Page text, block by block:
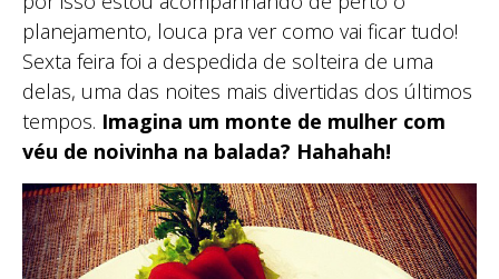
planejamento, louca pra ver como vai ficar tudo!
Sexta feira foi a despedida de solteira de uma
delas, uma das noites mais divertidas dos últimos
tempos. Imagina um monte de mulher com
véu de noivinha na balada? Hahahah!